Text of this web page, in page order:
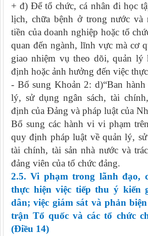
+ đ) Để tổ chức, cá nhân đi học
lịch, chữa bệnh ở trong nước và
tiền của doanh nghiệp hoặc tổ
quan đến ngành, lĩnh vực mà cơ
giao nhiệm vụ theo dõi, quản lý
định hoặc ảnh hưởng đến việc
- Bổ sung Khoản 2: d)“Ban hành
lý, sử dụng ngân sách, tài
định của Đảng và pháp luật của
Bổ sung các hành vi vi phạm
quy định pháp luật về quản lý, sử
tài chính, tài sản nhà nước và
đảng viên của tổ chức đảng.
2.5. Vi phạm trong lãnh đạo,
thực hiện việc tiếp thu ý kiến
dân; việc giám sát và phản
trận Tổ quốc và các tổ chức
(Điều 14)